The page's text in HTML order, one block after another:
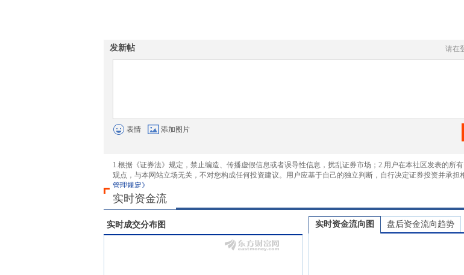
发新帖 请在
表情 添加图片
1.根据《证券法》规定，禁止编造、传播虚假信息或者误导性信息，扰乱证券市场；2.用户在本社区发表的所
观点，与本网站立场无关，不对您构成任何投资建议。用户应基于自己的独立判断，自行决定证券投资并承担
管理规定》
实时资金流
实时成交分布图 实时资金流向图 盘后资金流向趋势